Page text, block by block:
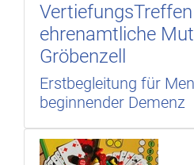
ehrenamtliche
Gröbenzell
Erstbegleitung für
beginnender Demenz